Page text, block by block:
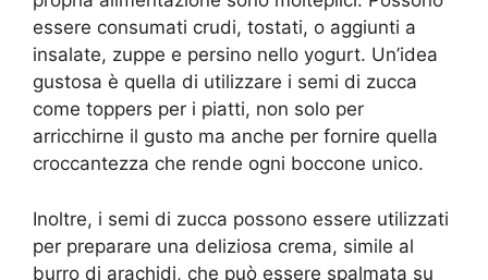
essere consumati crudi, tostati, o aggiunti a
insalate, zuppe e persino nello yogurt. Un’idea
gustosa è quella di utilizzare i semi di zucca
come toppers per i piatti, non solo per
arricchirne il gusto ma anche per fornire quella
croccantezza che rende ogni boccone unico.
Inoltre, i semi di zucca possono essere utilizzati
per preparare una deliziosa crema, simile al
burro di arachidi, che può essere spalmata su